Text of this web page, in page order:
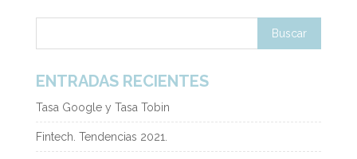
ENTRADAS RECIENTES
Tasa Google y Tasa Tobin
Fintech. Tendencias 2021.